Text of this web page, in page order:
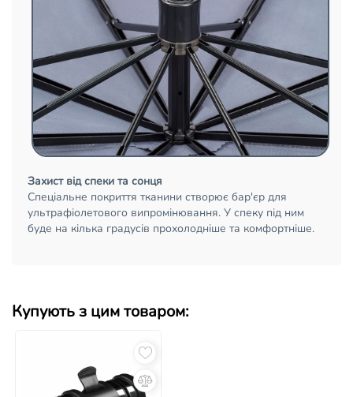
Захист від спеки та сонця
Спеціальне покриття тканини створює бар'єр для
ультрафіолетового випромінювання. У спеку під ним
буде на кілька градусів прохолодніше та комфортніше.
Купують з цим товаром: